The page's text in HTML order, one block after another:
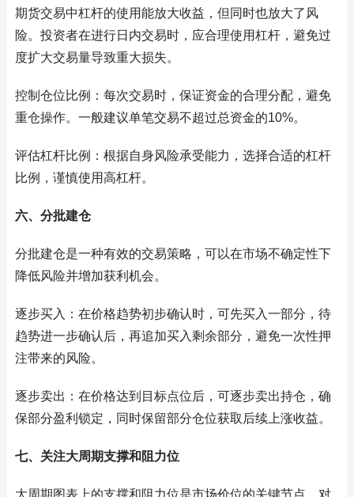
期货交易中杠杆的使用能放大收益，但同时也放大了风
险。投资者在进行日内交易时，应合理使用杠杆，避免过
度扩大交易量导致重大损失。
控制仓位比例：每次交易时，保证资金的合理分配，避免
重仓操作。一般建议单笔交易不超过总资金的10%。
评估杠杆比例：根据自身风险承受能力，选择合适的杠杆
比例，谨慎使用高杠杆。
六、分批建仓
分批建仓是一种有效的交易策略，可以在市场不确定性下
降低风险并增加获利机会。
逐步买入：在价格趋势初步确认时，可先买入一部分，待
趋势进一步确认后，再追加买入剩余部分，避免一次性押
注带来的风险。
逐步卖出：在价格达到目标点位后，可逐步卖出持仓，确
保部分盈利锁定，同时保留部分仓位获取后续上涨收益。
七、关注大周期支撑和阻力位
大周期图表上的支撑和阻力位是市场价位的关键节点，对